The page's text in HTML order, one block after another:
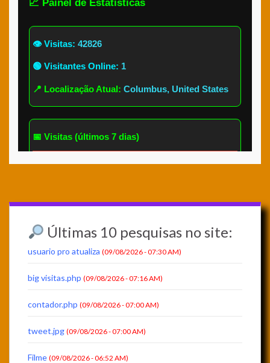
Últimas 10 pesquisas no site:
usuario pro atualiza (09/08/2026 - 07:30 AM)
big visitas.php (09/08/2026 - 07:16 AM)
contador.php (09/08/2026 - 07:00 AM)
tweet.jpg (09/08/2026 - 07:00 AM)
Filme (09/08/2026 - 06:52 AM)